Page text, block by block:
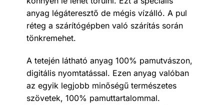
anyag légáteresztő de mégis vízálló. A pul
réteg a szárítógépben való szárítás során
tönkremehet.
A tetején látható anyag 100% pamutvászon,
digitális nyomtatással. Ezen anyag valóban
az egyik legjobb minőségű természetes
szövetek, 100% pamuttartalommal.